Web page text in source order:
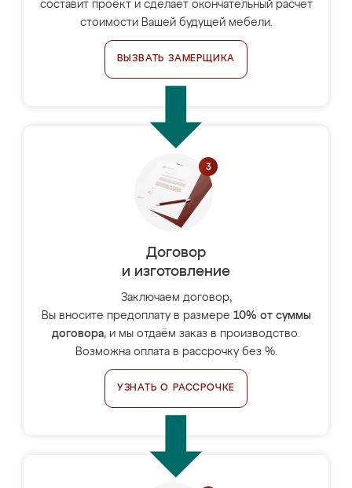
составит проект и сделает окончательный расчёт
стоимости Вашей будущей мебели.
ВЫЗВАТЬ ЗАМЕРЩИКА
Договор
и изготовление
Заключаем договор,
Вы вносите предоплату в размере 10% от суммы
договора, и мы отдаём заказ в производство.
Возможна оплата в рассрочку без %.
УЗНАТЬ О РАССРОЧКЕ